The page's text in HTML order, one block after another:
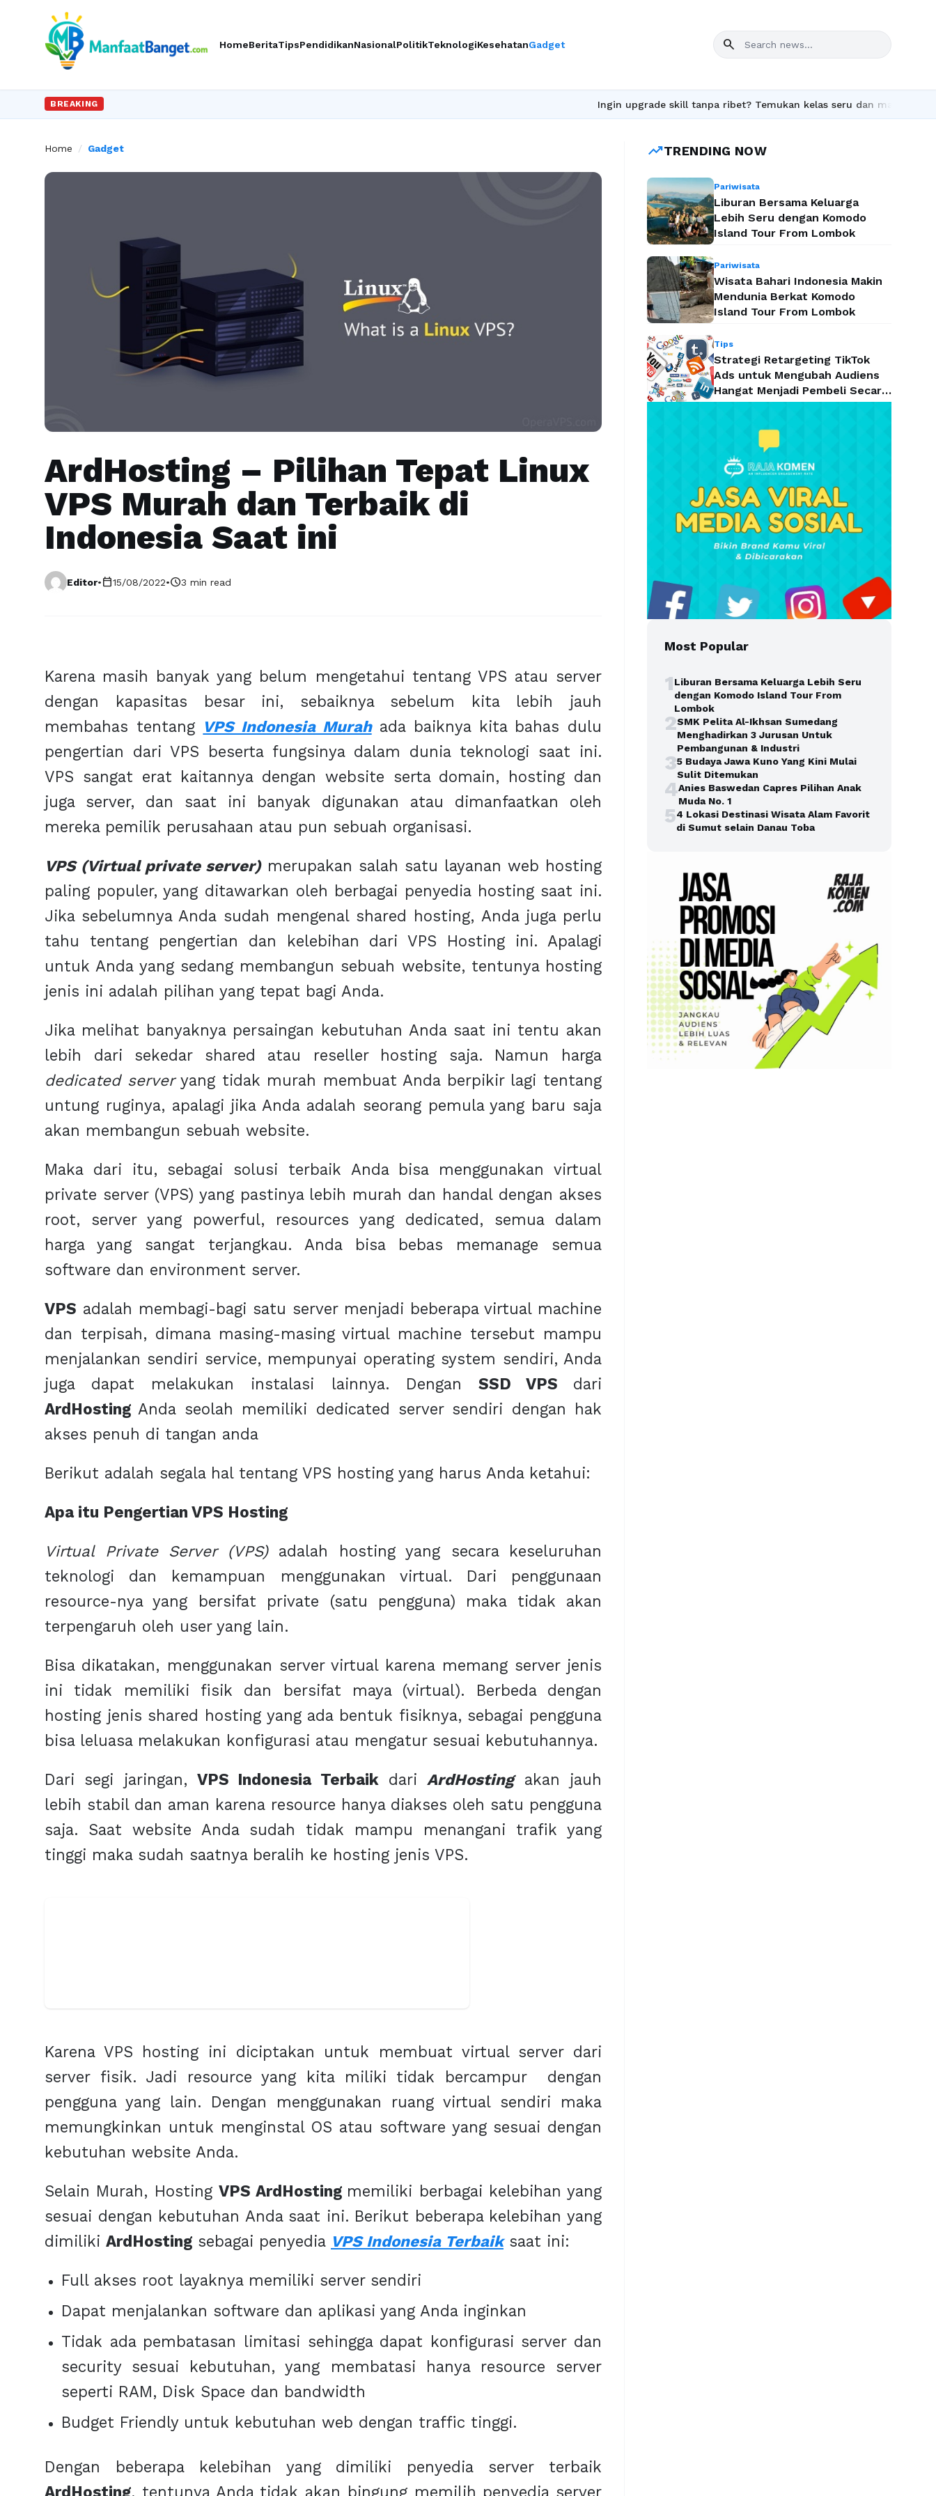
HomeBeritaTipsPendidikanNasionalPolitikTeknologiKesehatanGadget search
BREAKING Ingin upgrade skill tanpa ribet? Temukan kelas seru dan materi lengkap hanya
Home / Gadget
ArdHosting – Pilihan Tepat Linux
VPS Murah dan Terbaik di
Indonesia Saat ini
Editor•calendar_today15/08/2022•schedule3 min read
Karena masih banyak yang belum mengetahui tentang VPS atau server
dengan kapasitas besar ini, sebaiknya sebelum kita lebih jauh
membahas tentang VPS Indonesia Murahada baiknya kita bahas dulu
pengertian dari VPS beserta fungsinya dalam dunia teknologi saat ini.
VPS sangat erat kaitannya dengan website serta domain, hosting dan
juga server, dan saat ini banyak digunakan atau dimanfaatkan oleh
mereka pemilik perusahaan atau pun sebuah organisasi.
VPS (Virtual private server)merupakan salah satu layanan web hosting
paling populer, yang ditawarkan oleh berbagai penyedia hosting saat ini.
Jika sebelumnya Anda sudah mengenal shared hosting, Anda juga perlu
tahu tentang pengertian dan kelebihan dari VPS Hosting ini. Apalagi
untuk Anda yang sedang membangun sebuah website, tentunya hosting
jenis ini adalah pilihan yang tepat bagi Anda.
Jika melihat banyaknya persaingan kebutuhan Anda saat ini tentu akan
lebih dari sekedar shared atau reseller hosting saja. Namun harga
dedicated serveryang tidak murah membuat Anda berpikir lagi tentang
untung ruginya, apalagi jika Anda adalah seorang pemula yang baru saja
akan membangun sebuah website.
Maka dari itu, sebagai solusi terbaik Anda bisa menggunakan virtual
private server (VPS) yang pastinya lebih murah dan handal dengan akses
root, server yang powerful, resources yang dedicated, semua dalam
harga yang sangat terjangkau. Anda bisa bebas memanage semua
software dan environment server.
VPS adalah membagi-bagi satu server menjadi beberapa virtual machine
dan terpisah, dimana masing-masing virtual machine tersebut mampu
menjalankan sendiri service, mempunyai operating system sendiri, Anda
juga dapat melakukan instalasi lainnya. Dengan SSD VPS dari
ArdHostingAnda seolah memiliki dedicated server sendiri dengan hak
akses penuh di tangan anda
Berikut adalah segala hal tentang VPS hosting yang harus Anda ketahui:
Apa itu Pengertian VPS Hosting
Virtual Private Server (VPS)adalah hosting yang secara keseluruhan
teknologi dan kemampuan menggunakan virtual. Dari penggunaan
resource-nya yang bersifat private (satu pengguna) maka tidak akan
terpengaruh oleh user yang lain.
Bisa dikatakan, menggunakan server virtual karena memang server jenis
ini tidak memiliki fisik dan bersifat maya (virtual). Berbeda dengan
hosting jenis shared hosting yang ada bentuk fisiknya, sebagai pengguna
bisa leluasa melakukan konfigurasi atau mengatur sesuai kebutuhannya.
Dari segi jaringan, VPS Indonesia TerbaikdariArdHostingakan jauh
lebih stabil dan aman karena resource hanya diakses oleh satu pengguna
saja. Saat website Anda sudah tidak mampu menangani trafik yang
tinggi maka sudah saatnya beralih ke hosting jenis VPS.
Karena VPS hosting ini diciptakan untuk membuat virtual server dari
server fisik. Jadi resource yang kita miliki tidak bercampur dengan
pengguna yang lain. Dengan menggunakan ruang virtual sendiri maka
memungkinkan untuk menginstal OS atau software yang sesuai dengan
kebutuhan website Anda.
Selain Murah, Hosting VPS ArdHosting memiliki berbagai kelebihan yang
sesuai dengan kebutuhan Anda saat ini. Berikut beberapa kelebihan yang
dimiliki ArdHosting sebagai penyedia VPS Indonesia Terbaiksaat ini:
Full akses root layaknya memiliki server sendiri
Dapat menjalankan software dan aplikasi yang Anda inginkan
Tidak ada pembatasan limitasi sehingga dapat konfigurasi server dan
security sesuai kebutuhan, yang membatasi hanya resource server
seperti RAM, Disk Space dan bandwidth
Budget Friendly untuk kebutuhan web dengan traffic tinggi.
Dengan beberapa kelebihan yang dimiliki penyedia server terbaik
ArdHosting, tentunya Anda tidak akan bingung memilih penyedia server
trending_upTRENDING NOW
Pariwisata
Liburan Bersama Keluarga
Lebih Seru dengan Komodo
Island Tour From Lombok
Pariwisata
Wisata Bahari Indonesia Makin
Mendunia Berkat Komodo
Island Tour From Lombok
Tips
Strategi Retargeting TikTok
Ads untuk Mengubah Audiens
Hangat Menjadi Pembeli Secara
Efektif
Most Popular
1Liburan Bersama Keluarga Lebih Seru
dengan Komodo Island Tour From
Lombok
2SMK Pelita Al-Ikhsan Sumedang
Menghadirkan 3 Jurusan Untuk
Pembangunan & Industri
35 Budaya Jawa Kuno Yang Kini Mulai
Sulit Ditemukan
4Anies Baswedan Capres Pilihan Anak
Muda No. 1
54 Lokasi Destinasi Wisata Alam Favorit
di Sumut selain Danau Toba